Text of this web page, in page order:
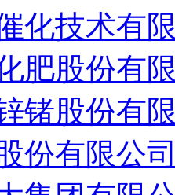
化技术有
肥股份有
锗股份有
份有限公